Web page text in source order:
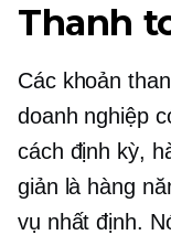
Thanh
Các khoản
doanh nghiệp
cách định kỳ,
giản là hàng
vụ nhất định.